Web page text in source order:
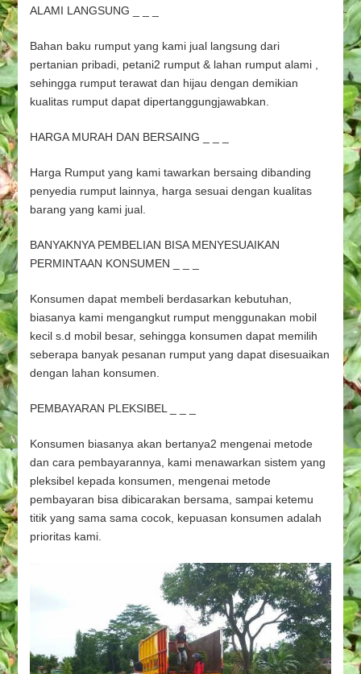
ALAMI LANGSUNG _ _ _
Bahan baku rumput yang kami jual langsung dari
pertanian pribadi, petani2 rumput & lahan rumput alami ,
sehingga rumput terawat dan hijau dengan demikian
kualitas rumput dapat dipertanggungjawabkan.
HARGA MURAH DAN BERSAING _ _ _
Harga Rumput yang kami tawarkan bersaing dibanding
penyedia rumput lainnya, harga sesuai dengan kualitas
barang yang kami jual.
BANYAKNYA PEMBELIAN BISA MENYESUAIKAN
PERMINTAAN KONSUMEN _ _ _
Konsumen dapat membeli berdasarkan kebutuhan,
biasanya kami mengangkut rumput menggunakan mobil
kecil s.d mobil besar, sehingga konsumen dapat memilih
seberapa banyak pesanan rumput yang dapat disesuaikan
dengan lahan konsumen.
PEMBAYARAN PLEKSIBEL _ _ _
Konsumen biasanya akan bertanya2 mengenai metode
dan cara pembayarannya, kami menawarkan sistem yang
pleksibel kepada konsumen, mengenai metode
pembayaran bisa dibicarakan bersama, sampai ketemu
titik yang sama sama cocok, kepuasan konsumen adalah
prioritas kami.